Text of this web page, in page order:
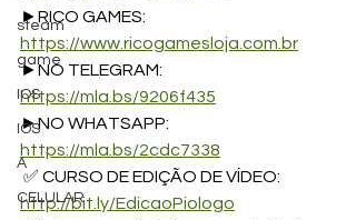
steam
game
IOS
IOS
A
CELULAR
►RICO GAMES:
https://www.ricogamesloja.com.br
►NO TELEGRAM:
https://mla.bs/9206f435
►NO WHATSAPP:
https://mla.bs/2cdc7338
✅ CURSO DE EDIÇÃO DE VÍDEO:
http://bit.ly/EdicaoPiologo